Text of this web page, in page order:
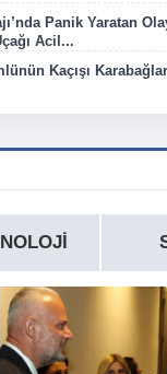
Panik Yaratan
Acil...
Kaçışı